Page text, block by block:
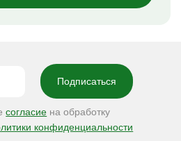
согласие на обработку
конфиденциальности